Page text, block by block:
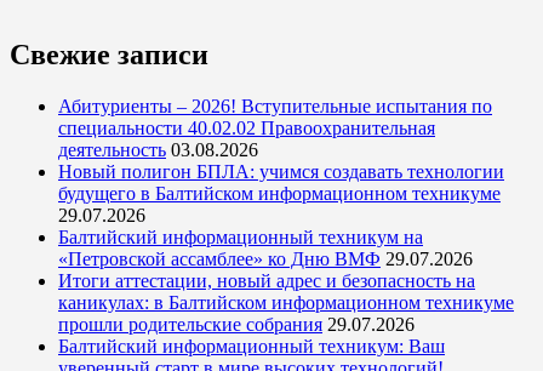
Свежие записи
Абитуриенты – 2026! Вступительные испытания по
специальности 40.02.02 Правоохранительная
деятельность 03.08.2026
Новый полигон БПЛА: учимся создавать технологии
будущего в Балтийском информационном техникуме
29.07.2026
Балтийский информационный техникум на
«Петровской ассамблее» ко Дню ВМФ 29.07.2026
Итоги аттестации, новый адрес и безопасность на
каникулах: в Балтийском информационном техникуме
прошли родительские собрания 29.07.2026
Балтийский информационный техникум: Ваш